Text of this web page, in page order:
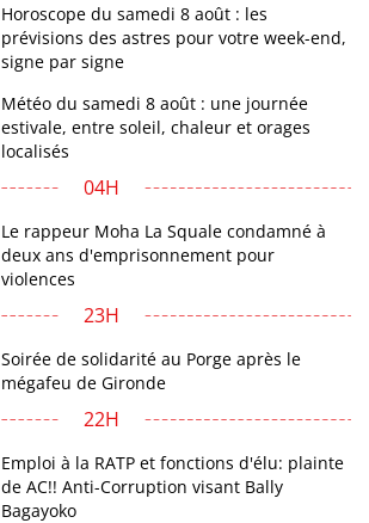
Horoscope du samedi 8 août : les
prévisions des astres pour votre week-end,
signe par signe
Météo du samedi 8 août : une journée
estivale, entre soleil, chaleur et orages
localisés
04H
Le rappeur Moha La Squale condamné à
deux ans d'emprisonnement pour
violences
23H
Soirée de solidarité au Porge après le
mégafeu de Gironde
22H
Emploi à la RATP et fonctions d'élu: plainte
de AC!! Anti-Corruption visant Bally
Bagayoko